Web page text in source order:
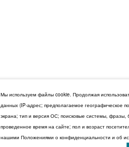
© 2026
Мы используем файлы cookie. Продолжая
данных (IP-адрес; предполагаемое географическое
экрана; тип и версия ОС; поисковые системы,
проведенное время на сайте; пол и возраст
нашими Положениями о конфиденциальности и об